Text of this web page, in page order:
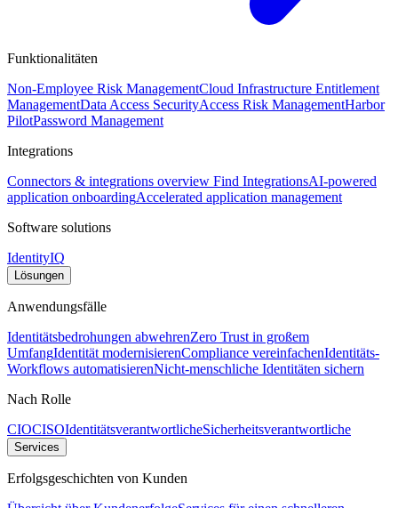
Funktionalitäten
Non-Employee Risk ManagementCloud Infrastructure Entitlement
ManagementData Access SecurityAccess Risk ManagementHarbor
PilotPassword Management
Integrations
Connectors & integrations overview Find IntegrationsAI-powered
application onboardingAccelerated application management
Software solutions
IdentityIQ
Lösungen
Anwendungsfälle
Identitätsbedrohungen abwehrenZero Trust in großem
UmfangIdentität modernisierenCompliance vereinfachenIdentitäts-
Workflows automatisierenNicht-menschliche Identitäten sichern
Nach Rolle
CIOCISOIdentitätsverantwortlicheSicherheitsverantwortliche
Services
Erfolgsgeschichten von Kunden